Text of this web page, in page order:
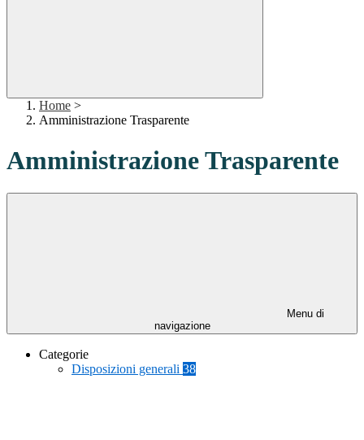
Home >
Amministrazione Trasparente
Amministrazione Trasparente
Menu di
navigazione
Categorie
Disposizioni generali 38